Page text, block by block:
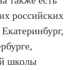
российских
школы